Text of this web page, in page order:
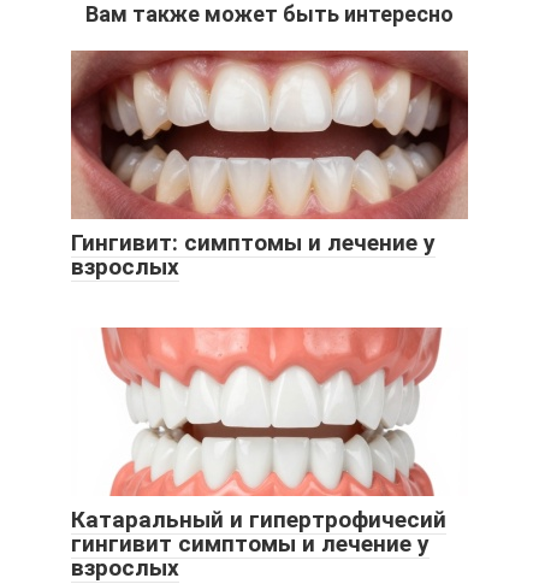
Вам также может быть интересно
Гингивит: симптомы и лечение у
взрослых
Катаральный и гипертрофичесий
гингивит симптомы и лечение у
взрослых